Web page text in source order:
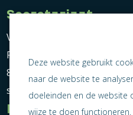
Secretariaat
Vereniging Ondernemend
Postbus 464
8600 AL Sneek
Informatie
Deze website gebruikt
naar de website te
doeleinden en de website
wijze te doen